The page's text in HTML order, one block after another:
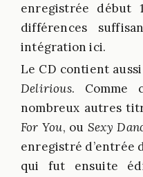
enregistrée début
différences
intégration ici.
Le CD contient
Delirious. Comme
nombreux autres
For You, ouSexy
enregistré d’entrée
qui fut ensuite